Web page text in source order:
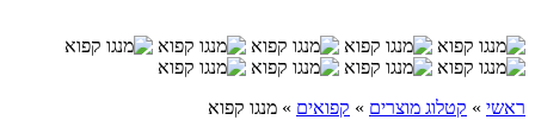
ראשי » קטלוג מוצרים » קפואים » מנגו קפוא